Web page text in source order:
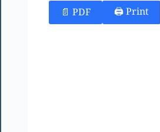
Print 🖨
PDF 📄